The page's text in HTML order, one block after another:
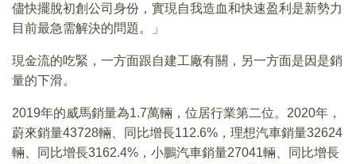
儘快擺脫初創公司身份，實現自我造血和快速盈利是新勢力
目前最急需解決的問題。」
現金流的吃緊，一方面跟自建工廠有關，另一方面是因是銷
量的下滑。
2019年的威馬銷量為1.7萬輛，位居行業第二位。2020年，
蔚來銷量43728輛、同比增長112.6%，理想汽車銷量32624
輛、同比增長3162.4%，小鵬汽車銷量27041輛、同比增長